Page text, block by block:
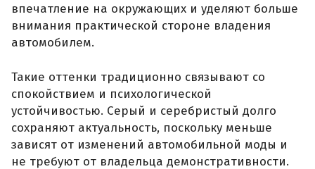
впечатление на окружающих и уделяют больше
внимания практической стороне владения
автомобилем.
Такие оттенки традиционно связывают со
спокойствием и психологической
устойчивостью. Серый и серебристый долго
сохраняют актуальность, поскольку меньше
зависят от изменений автомобильной моды и
не требуют от владельца демонстративности.